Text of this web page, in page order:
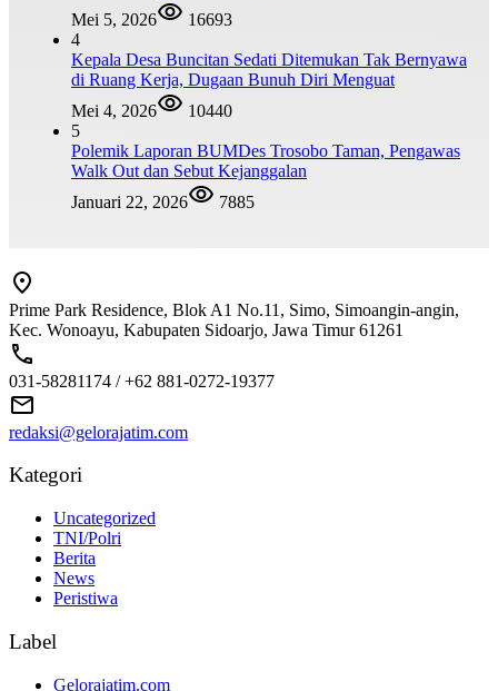
Mei 5, 2026
16693
4
Kepala Desa Buncitan Sedati Ditemukan Tak Bernyawa
di Ruang Kerja, Dugaan Bunuh Diri Menguat
Mei 4, 2026
10440
5
Polemik Laporan BUMDes Trosobo Taman, Pengawas
Walk Out dan Sebut Kejanggalan
Januari 22, 2026
7885
Prime Park Residence, Blok A1 No.11, Simo, Simoangin-angin,
Kec. Wonoayu, Kabupaten Sidoarjo, Jawa Timur 61261
031-58281174 / +62 881-0272-19377
redaksi@gelorajatim.com
Kategori
Uncategorized
TNI/Polri
Berita
News
Peristiwa
Label
Gelorajatim.com